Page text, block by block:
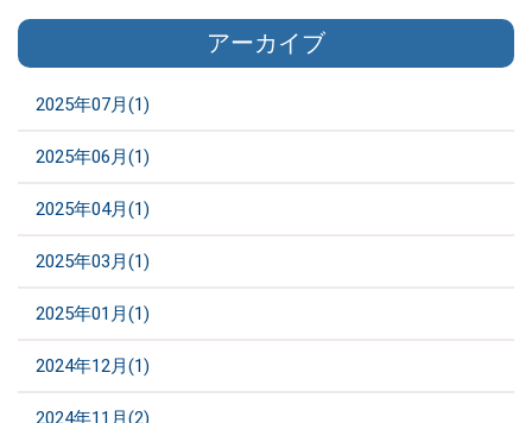
アーカイブ
2025年07月(1)
2025年06月(1)
2025年04月(1)
2025年03月(1)
2025年01月(1)
2024年12月(1)
2024年11月(2)